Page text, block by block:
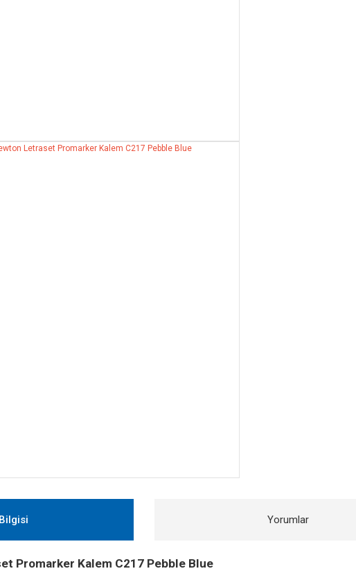
Yorumlar
Promarker Kalem C217 Pebble Blue